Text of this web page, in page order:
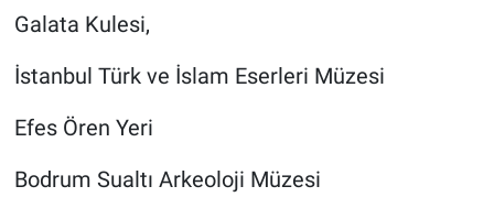
Galata Kulesi,
İstanbul Türk ve İslam Eserleri Müzesi
Efes Ören Yeri
Bodrum Sualtı Arkeoloji Müzesi